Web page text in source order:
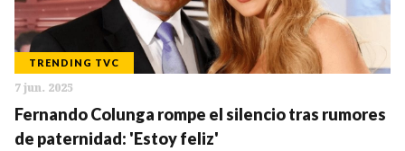
TRENDING TVC
7 jun. 2025
Fernando Colunga rompe el silencio tras rumores
de paternidad: 'Estoy feliz'